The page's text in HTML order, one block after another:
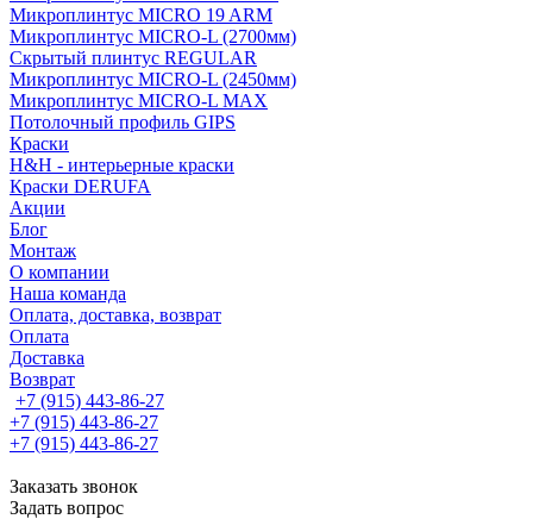
Микроплинтус MICRO 19 ARM
Микроплинтус MICRO-L (2700мм)
Скрытый плинтус REGULAR
Микроплинтус MICRO-L (2450мм)
Микроплинтус MICRO-L MAX
Потолочный профиль GIPS
Краски
H&H - интерьерные краски
Краски DERUFA
Акции
Блог
Монтаж
О компании
Наша команда
Оплата, доставка, возврат
Оплата
Доставка
Возврат
+7 (915) 443-86-27
+7 (915) 443-86-27
+7 (915) 443-86-27
Заказать звонок
Задать вопрос